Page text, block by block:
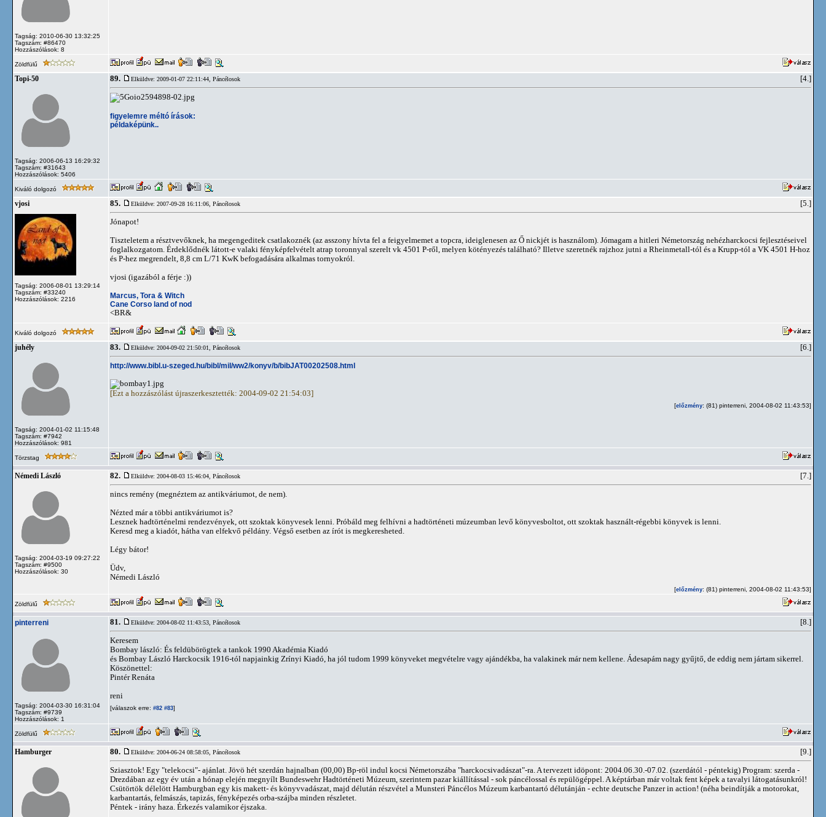
Tagság: 2010-06-30 13:32:25
Tagszám: #86470
Hozzászólások: 8
Zöldfülű
Topi-50
Tagság: 2006-06-13 16:29:32
Tagszám: #31643
Hozzászólások: 5406
89. Elküldve: 2009-01-07 22:11:44, Páncélosok [4.]
figyelemre méltó írások:
példaképünk..
Kiváló dolgozó
vjosi
Tagság: 2006-08-01 13:29:14
Tagszám: #33240
Hozzászólások: 2216
85. Elküldve: 2007-09-28 16:11:06, Páncélosok [5.]
Jónapot!
Tiszteletem a résztvevőknek, ha megengeditek csatlakoznék (az asszony hívta fel a feigyelmemet a topcra, ideiglenesen az Ő nickjét is használom). Jómagam a hitleri Németország nehézharckocsi fejlesztéseivel
foglalkozgatom. Érdeklődnék látott-e valaki fényképfelvételt atrap toronnyal szerelt vk 4501 P-ről, melyen kötényezés található? Illetve szeretnék rajzhoz jutni a Rheinmetall-tól és a Krupp-tól a VK 4501 H-hoz
és P-hez megrendelt, 8,8 cm L/71 KwK befogadására alkalmas tornyokról.
vjosi (igazából a férje :))
Marcus, Tora & Witch
Cane Corso land of nod
<BR&
Kiváló dolgozó
juhély
Tagság: 2004-01-02 11:15:48
Tagszám: #7942
Hozzászólások: 981
83. Elküldve: 2004-09-02 21:50:01, Páncélosok [6.]
http://www.bibl.u-szeged.hu/bibl/mil/ww2/konyv/b/bibJAT00202508.html
[Ezt a hozzászólást újraszerkesztették: 2004-09-02 21:54:03]
[előzmény: (81) pinterreni, 2004-08-02 11:43:53]
Törzstag
Némedi László
Tagság: 2004-03-19 09:27:22
Tagszám: #9500
Hozzászólások: 30
82. Elküldve: 2004-08-03 15:46:04, Páncélosok [7.]
nincs remény (megnéztem az antikváriumot, de nem).
Nézted már a többi antikváriumot is?
Lesznek hadtörténelmi rendezvények, ott szoktak könyvesek lenni. Próbáld meg felhívni a hadtörténeti múzeumban levő könyvesboltot, ott szoktak használt-régebbi könyvek is lenni.
Keresd meg a kiadót, hátha van elfekvő példány. Végső esetben az írót is megkeresheted.
Légy bátor!
Üdv,
Némedi László
[előzmény: (81) pinterreni, 2004-08-02 11:43:53]
Zöldfülű
pinterreni
Tagság: 2004-03-30 16:31:04
Tagszám: #9739
Hozzászólások: 1
81. Elküldve: 2004-08-02 11:43:53, Páncélosok [8.]
Keresem
Bombay lászló: És feldübörögtek a tankok 1990 Akadémia Kiadó
és Bombay László Harckocsik 1916-tól napjainkig Zrínyi Kiadó, ha jól tudom 1999 könyveket megvételre vagy ajándékba, ha valakinek már nem kellene. Ádesapám nagy gyűjtő, de eddig nem jártam sikerrel.
Köszönettel:
Pintér Renáta
reni
[válaszok erre: #82 #83]
Zöldfülű
Hamburger 80. Elküldve: 2004-06-24 08:58:05, Páncélosok [9.]
Sziasztok! Egy "telekocsi"- ajánlat. Jövö hét szerdán hajnalban (00,00) Bp-röl indul kocsi Németorszába "harckocsivadászat"-ra. A tervezett idöpont: 2004.06.30.-07.02. (szerdától - péntekig) Program: szerda -
Drezdában az egy év után a hónap elején megnyílt Bundeswehr Hadtörténeti Múzeum, szerintem pazar kiállítással - sok páncélossal és repülögéppel. A képtárban már voltak fent képek a tavalyi látogatásunkról!
Csütörtök délelött Hamburgban egy kis makett- és könyvvadászat, majd délután részvétel a Munsteri Páncélos Múzeum karbantartó délutánján - echte deutsche Panzer in action! (néha beindítják a motorokat,
karbantartás, felmászás, tapizás, fényképezés orba-szájba minden részletet.
Péntek - irány haza. Érkezés valamikor éjszaka.